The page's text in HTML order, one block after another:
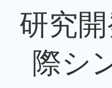
研究
際シ